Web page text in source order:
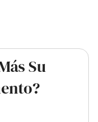
Su